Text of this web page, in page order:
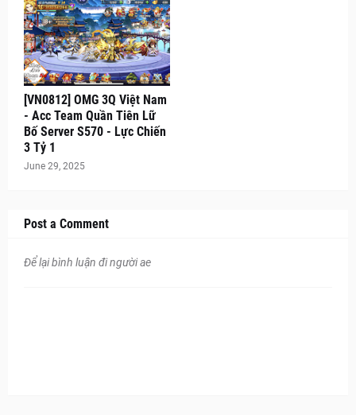
[VN0812] OMG 3Q Việt Nam
- Acc Team Quần Tiên Lữ
Bố Server S570 - Lực Chiến
3 Tỷ 1
June 29, 2025
Post a Comment
Để lại bình luận đi người ae